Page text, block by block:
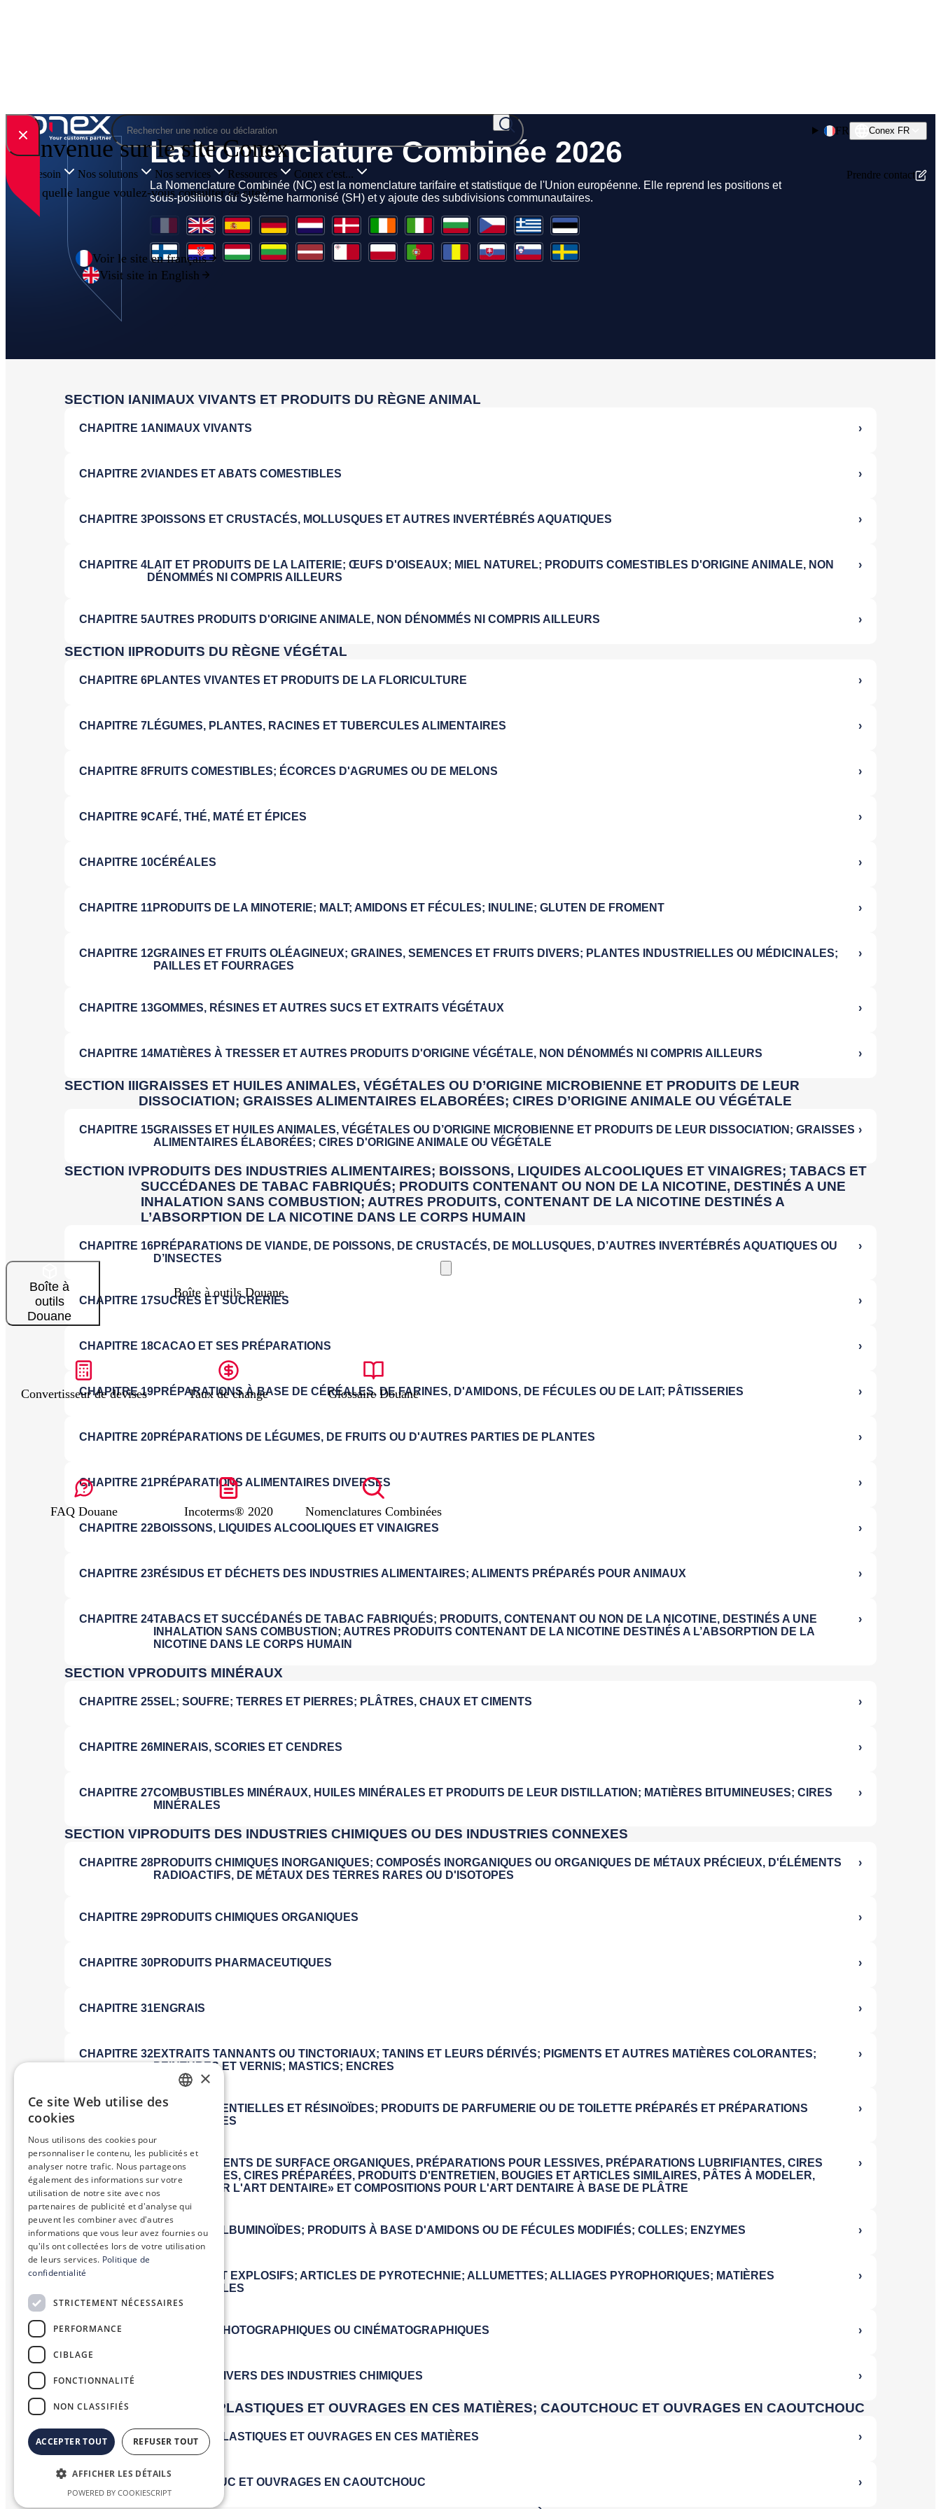
Skip to content Rechercher
FR Conex FR
Votre besoin Nos solutions Nos services Ressources Conex c'est... Prendre contact
Bienvenue sur le site Conex
En quelle langue voulez-vous consulter ce site ?
Voir le site en français
Visit site in English
Boîte à
outils
Douane
Boîte à outils Douane
Convertisseur de devises Taux de change Glossaire Douane
FAQ Douane Incoterms® 2020 Nomenclatures Combinées
×
Ce site Web utilise des
cookies
Nous utilisons des cookies pour
personnaliser le contenu, les publicités et
analyser notre trafic. Nous partageons
également des informations sur votre
utilisation de notre site avec nos
partenaires de publicité et d'analyse qui
peuvent les combiner avec d'autres
informations que vous leur avez fournies ou
qu'ils ont collectées lors de votre utilisation
de leurs services. Politique de
confidentialité
STRICTEMENT NÉCESSAIRES
PERFORMANCE
CIBLAGE
FONCTIONNALITÉ
NON CLASSIFIÉS
ACCEPTER TOUT REFUSER TOUT
AFFICHER LES DÉTAILS
POWERED BY COOKIESCRIPT